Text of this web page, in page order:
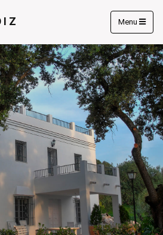
Menu